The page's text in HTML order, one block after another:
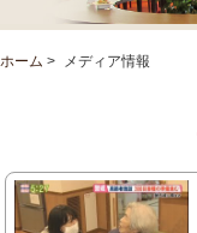
ホーム > メディア情報